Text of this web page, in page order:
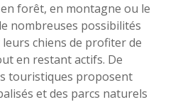
forêt, en montagne ou le
nombreuses possibilités
chiens de profiter de
en restant actifs. De
touristiques proposent
et des parcs naturels